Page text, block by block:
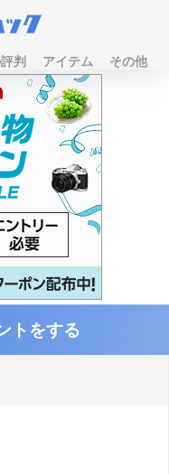
判 アイテム その他
トをする